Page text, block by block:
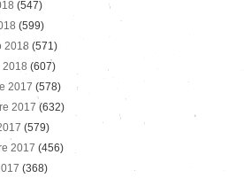
(547)
(599)
2018 (571)
2018 (607)
2017 (578)
2017 (632)
(579)
2017 (456)
(368)